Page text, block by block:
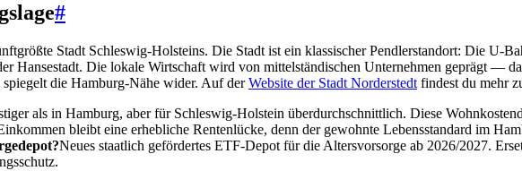
#
Stadt Schleswig-Holsteins. Die Stadt ist ein klassischer Pendlerstandort: Die U-
Hansestadt. Die lokale Wirtschaft wird von mittelständischen Unternehmen geprägt —
die Hamburg-Nähe wider. Auf derWebsite der Stadt Norderstedt findest du mehr
als in Hamburg, aber für Schleswig-Holstein überdurchschnittlich. Diese
bleibt eine erhebliche Rentenlücke, denn der gewohnte Lebensstandard im
Neues staatlich gefördertes ETF-Depot für die Altersvorsorge ab 2026/2027.